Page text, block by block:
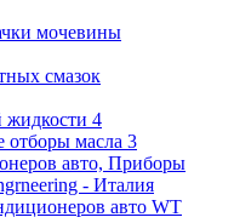
мочевины
смазок
жидкости 4
масла 3
авто, Приборы
- Италия
авто WT